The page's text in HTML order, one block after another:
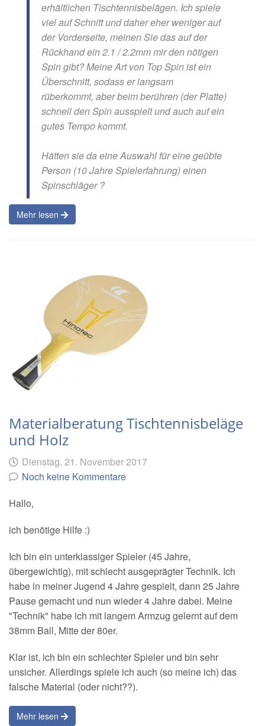
erhältlichen Tischtennisbelägen. Ich spiele
viel auf Schnitt und daher eher weniger auf
der Vorderseite, meinen Sie das auf der
Rückhand ein 2.1 / 2.2mm mir den nötigen
Spin gibt? Meine Art von Top Spin ist ein
Überschnitt, sodass er langsam
rüberkommt, aber beim berühren (der Platte)
schnell den Spin ausspielt und auch auf ein
gutes Tempo kommt.
Hätten sie da eine Auswahl für eine geübte
Person (10 Jahre Spielerfahrung) einen
Spinschläger ?
Mehr lesen
Materialberatung Tischtennisbeläge
und Holz
Geschrieben
von
am Dienstag, 21. November 2017
Noch keine Kommentare
Hallo,
ich benötige Hilfe :)
Ich bin ein unterklassiger Spieler (45 Jahre,
übergewichtig), mit schlecht ausgeprägter Technik. Ich
habe in meiner Jugend 4 Jahre gespielt, dann 25 Jahre
Pause gemacht und nun wieder 4 Jahre dabei. Meine
"Technik" habe ich mit langem Armzug gelernt auf dem
38mm Ball, Mitte der 80er.
Klar ist, ich bin ein schlechter Spieler und bin sehr
unsicher. Allerdings spiele ich auch (so meine ich) das
falsche Material (oder nicht??).
Mehr lesen